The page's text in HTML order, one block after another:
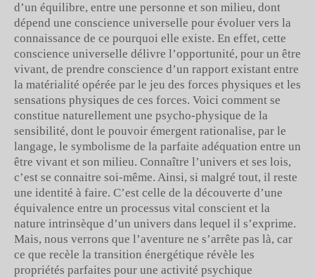
d’un équilibre, entre une personne et son milieu, dont
dépend une conscience universelle pour évoluer vers la
connaissance de ce pourquoi elle existe. En effet, cette
conscience universelle délivre l’opportunité, pour un être
vivant, de prendre conscience d’un rapport existant entre
la matérialité opérée par le jeu des forces physiques et les
sensations physiques de ces forces. Voici comment se
constitue naturellement une psycho-physique de la
sensibilité, dont le pouvoir émergent rationalise, par le
langage, le symbolisme de la parfaite adéquation entre un
être vivant et son milieu. Connaître l’univers et ses lois,
c’est se connaitre soi-même. Ainsi, si malgré tout, il reste
une identité à faire. C’est celle de la découverte d’une
équivalence entre un processus vital conscient et la
nature intrinsèque d’un univers dans lequel il s’exprime.
Mais, nous verrons que l’aventure ne s’arrête pas là, car
ce que recèle la transition énergétique révèle les
propriétés parfaites pour une activité psychique